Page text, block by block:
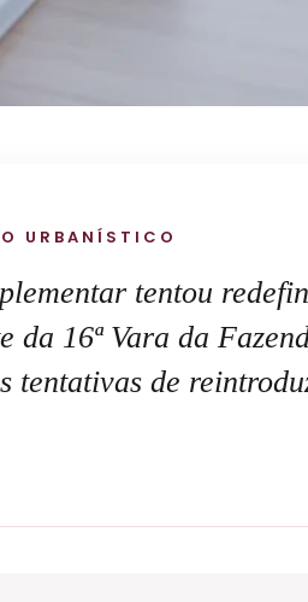
URBANÍSTICO
tentou
da 16ª Vara da
tentativas de